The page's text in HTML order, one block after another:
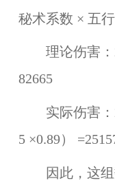
秘术系数 × 五
理论伤害：
82665
实际伤害：
5 ×0.89）
因此，这